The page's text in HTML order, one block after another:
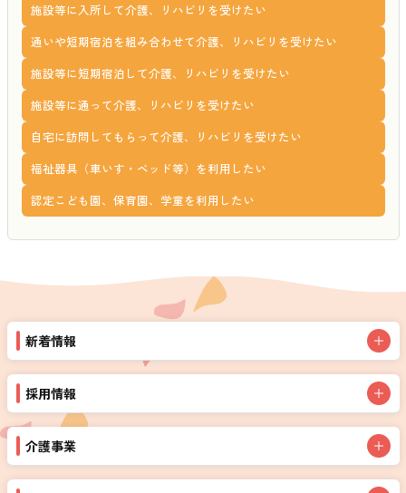
施設等に入所して介護、リハビリを受けたい
通いや短期宿泊を組み合わせて介護、リハビリを受けたい
施設等に短期宿泊して介護、リハビリを受けたい
施設等に通って介護、リハビリを受けたい
自宅に訪問してもらって介護、リハビリを受けたい
福祉器具（車いす・ベッド等）を利用したい
認定こども園、保育園、学童を利用したい
新着情報
採用情報
介護事業